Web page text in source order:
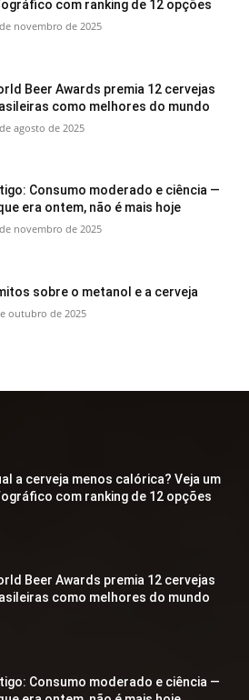
com ranking de 12 opções
novembro de 2025
Beer Awards premia 12 cervejas
como melhores do mundo
agosto de 2025
Consumo moderado e ciência —
era ontem, não é mais hoje
novembro de 2025
sobre o metanol e a cerveja
outubro de 2025
a cerveja menos calórica? Veja um
com ranking de 12 opções
Beer Awards premia 12 cervejas
como melhores do mundo
Consumo moderado e ciência —